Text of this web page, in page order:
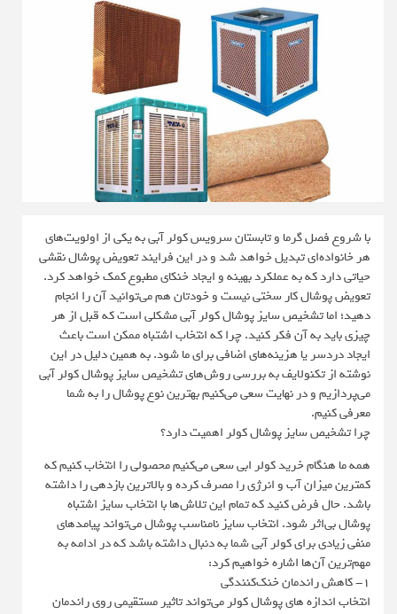
با شروع فصل گرما و تابستان سرویس کولر آبی به یکی از اولویت‌های
هر خانواده‌ای تبدیل خواهد شد و در این فرایند تعویض پوشال نقشی
حیاتی دارد که به عملکرد بهینه و ایجاد خنکای مطبوع کمک خواهد کرد.
تعویض پوشال کار سختی نیست و خودتان هم می‌توانید آن را انجام
دهید؛ اما تشخیص سایز پوشال کولر آبی مشکلی است که قبل از هر
چیزی باید به آن فکر کنید. چرا که انتخاب اشتباه ممکن است باعث
ایجاد دردسر یا هزینه‌های اضافی برای ما شود. به همین دلیل در این
نوشته از تکنولایف به بررسی روش‌های تشخیص سایز پوشال کولر آبی
می‌پردازیم و در نهایت سعی می‌کنیم بهترین نوع پوشال را به شما
معرفی کنیم.
چرا تشخیص سایز پوشال کولر اهمیت دارد؟
همه ما هنگام خرید کولر ابی سعی می‌کنیم محصولی را انتخاب کنیم که
کمترین میزان آب و انرژی را مصرف کرده و بالاترین بازدهی را داشته
باشد. حال فرض کنید که تمام این تلاش‌ها با انتخاب سایز اشتباه
پوشال بی‌اثر شود. انتخاب سایز نامناسب پوشال می‌تواند پیامدهای
منفی زیادی برای کولر آبی شما به دنبال داشته باشد که در ادامه به
مهم‌ترین آن‌ها اشاره خواهیم کرد:
1- کاهش راندمان خنک‌کنندگی
انتخاب اندازه های پوشال کولر می‌تواند تاثیر مستقیمی روی راندمان